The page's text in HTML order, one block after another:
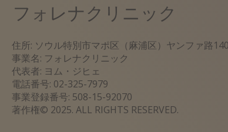
フォレナクリニック
住所: ソウル特別市マポ区（麻浦区）ヤンファ路
事業名: フォレナクリニック
代表者: ヨム・ジヒェ
電話番号: 02-325-7979
事業登録番号: 508-15-92070
著作権© 2025. ALL RIGHTS RESERVED.